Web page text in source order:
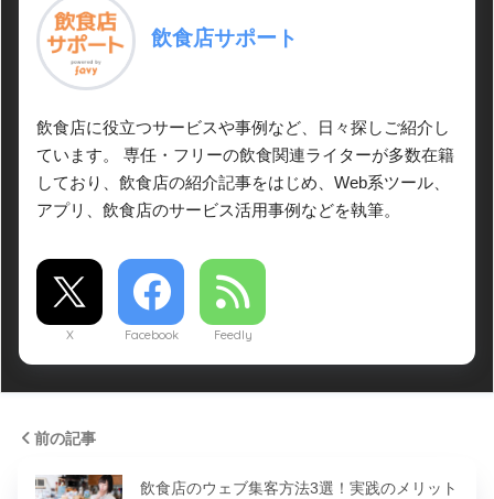
飲食店サポート
飲食店に役立つサービスや事例など、日々探しご紹介し
ています。 専任・フリーの飲食関連ライターが多数在籍
しており、飲食店の紹介記事をはじめ、Web系ツール、
アプリ、飲食店のサービス活用事例などを執筆。
X Facebook Feedly
前の記事
飲食店のウェブ集客方法3選！実践のメリット